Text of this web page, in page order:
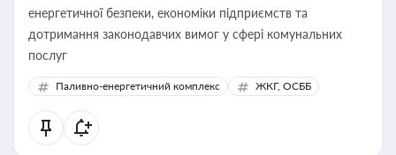
енергетичної безпеки, економіки підприємств та
дотримання законодавчих вимог у сфері комунальних
послуг
Паливно-енергетичний комплекс ЖКГ, ОСББ